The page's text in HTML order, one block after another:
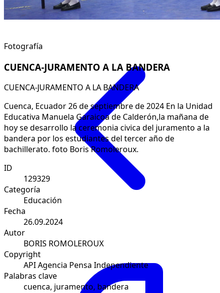
Fotografía
CUENCA-JURAMENTO A LA BANDERA
CUENCA-JURAMENTO A LA BANDERA
Cuenca, Ecuador 26 de septiembre de 2024 En la Unidad
Educativa Manuela Garaicoa de Calderón,la mañana de
hoy se desarrollo la ceremonia civica del juramento a la
bandera por los estudiantes del tercer año de
bachillerato. foto Boris Romoleroux.
ID
129329
Categoría
Educación
Fecha
26.09.2024
Autor
BORIS ROMOLEROUX
Copyright
API Agencia Pensa Independiente
Palabras clave
cuenca, juramento, bandera